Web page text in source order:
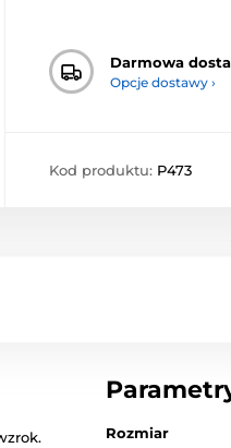
Darmowa
Opcje dostawy ›
Kod produktu: P473
Rozmiar